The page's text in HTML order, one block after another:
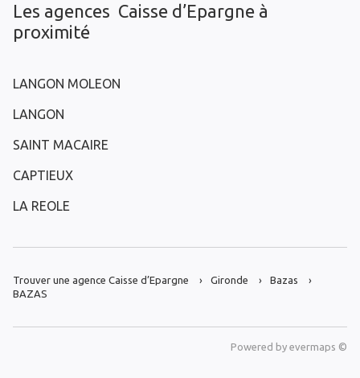
Les agences Caisse d’Epargne à
proximité
LANGON MOLEON
LANGON
SAINT MACAIRE
CAPTIEUX
LA REOLE
Trouver une agence Caisse d’Epargne Gironde
Bazas
BAZAS
Powered by evermaps ©